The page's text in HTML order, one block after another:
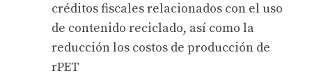
créditos fiscales relacionados con el uso
de contenido reciclado, así como la
reducciónlos costos de producción de
rPET